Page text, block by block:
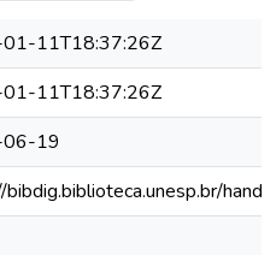
11T18:37:26Z
11T18:37:26Z
19